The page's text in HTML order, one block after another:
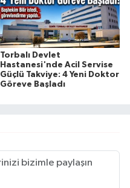
Torbalı Devlet
Hastanesi'nde Acil Servise
Güçlü Takviye: 4 Yeni Doktor
Göreve Başladı